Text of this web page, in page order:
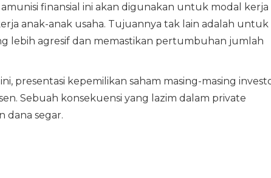
finansial ini akan digunakan untuk modal kerja
anak-anak usaha. Tujuannya tak lain adalah untuk
lebih agresif dan memastikan pertumbuhan jumlah
presentasi kepemilikan saham masing-masing
Sebuah konsekuensi yang lazim dalam private
dana segar.